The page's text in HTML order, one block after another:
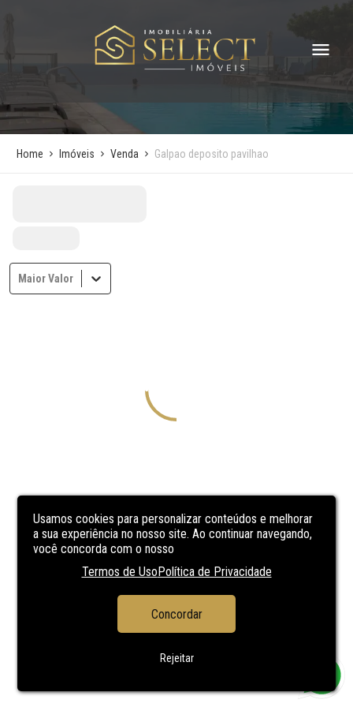
Usamos cookies para personalizar conteúdos e melhorar
a sua experiência no nosso site. Ao continuar navegando,
você concorda com o nosso
Termos de UsoPolítica de Privacidade
Concordar
Rejeitar
Home Imóveis Venda Galpao deposito pavilhao
Maior Valor